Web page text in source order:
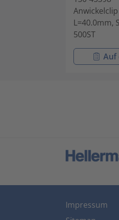
L=40.0mm,
500ST
Auf
Impressum